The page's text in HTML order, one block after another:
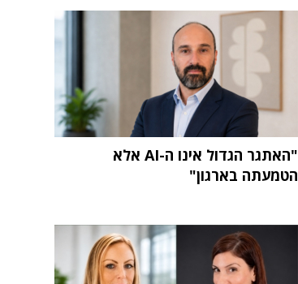
"האתגר הגדול אינו ה-AI אלא
הטמעתה בארגון"